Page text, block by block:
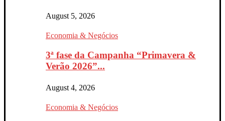
August 5, 2026
Economia & Negócios
3ª fase da Campanha “Primavera &
Verão 2026”...
August 4, 2026
Economia & Negócios